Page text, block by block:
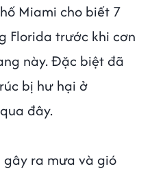
Miami cho biết 7
Florida trước khi cơn
này. Đặc biệt đã
bị hư hại ở
đây.
ra mưa và gió